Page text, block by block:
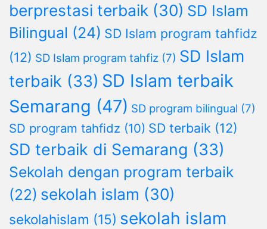
berprestasi terbaik (30) SD Islam
Bilingual (24) SD Islam program tahfidz
(12) SD Islam program tahfiz (7) SD Islam
terbaik (33) SD Islam terbaik
Semarang (47) SD program bilingual (7)
SD program tahfidz (10) SD terbaik (12)
SD terbaik di Semarang (33)
Sekolah dengan program terbaik
(22) sekolah islam (30)
sekolahislam (15) sekolah islam